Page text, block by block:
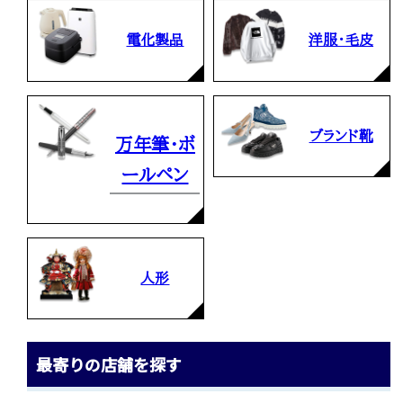
電化製品 洋服・毛皮
万年筆・ボ
ールペン
ブランド靴
人形
最寄りの店舗を探す